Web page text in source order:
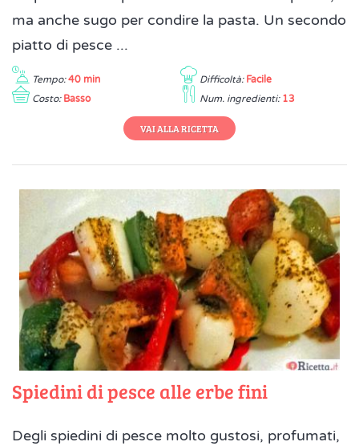
ma anche sugo per condire la pasta. Un secondo
piatto di pesce ...
Tempo: 40 min Difficoltà: Facile
Costo: Basso Num. ingredienti: 13
VAI ALLA RICETTA
Spiedini di pesce alle erbe fini
Degli spiedini di pesce molto gustosi, profumati,